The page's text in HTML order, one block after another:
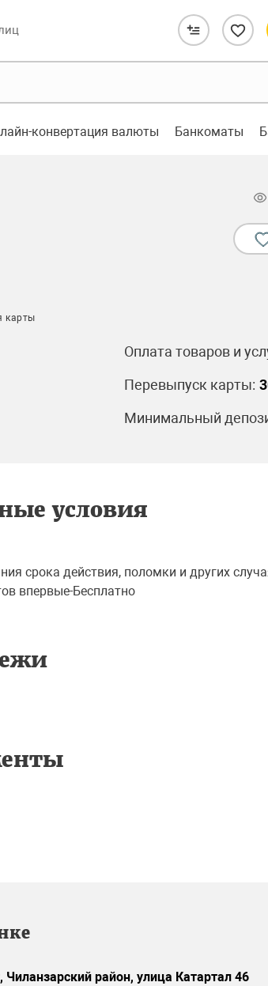
конвертация валюты Банкоматы
карты
Оплата товаров и
Перевыпуск карты:
Минимальный
условия
срока действия, поломки и других
впервые-Бесплатно
Чиланзарский район, улица Катартал 46